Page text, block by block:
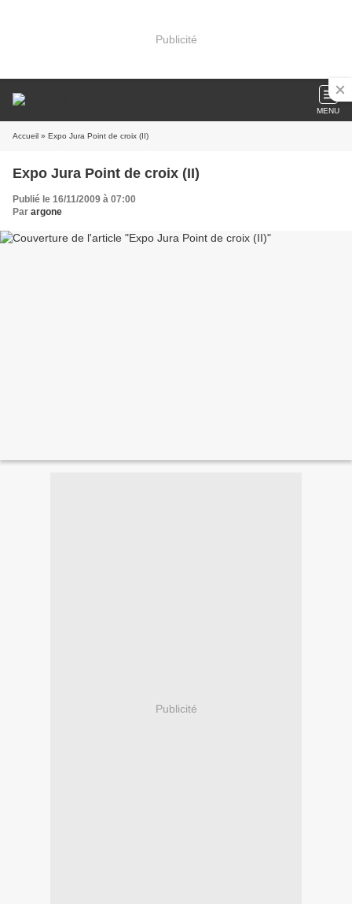
Publicité
MENU
Accueil » Expo Jura Point de croix (II)
Expo Jura Point de croix (II)
Publié le 16/11/2009 à 07:00
Par argone
Publicité